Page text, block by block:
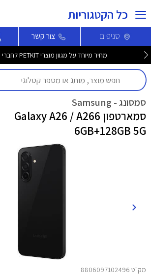
כל הקטגוריות
סניפים צור קשר
מחיר מיוחד על מגוון מוצרי PETKIT לחברי מועדון >>
סמסונג - Samsung
סמארטפון Galaxy A26 / A266
6GB+128GB 5G
מק"ט 8806097102496